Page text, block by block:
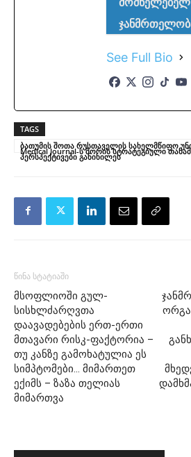
See Full Bio
TAGS
ბათუმის შოთა რუსთაველის სახელმწიფო
Medical Journal-ს შორის სტრატეგიული
პერსპექტივები განიხილეს
წინა სტატიაში
მსოფლიოში გულ-
სისხლძარღვთა
დაავადებების ერთ-ერთი
მთავარი რისკ-ფაქტორია –
თუ კანზე გამოხატულია ეს
სიმპტომები… მიმართეთ
ექიმს – ზაზა თელიას
მიმართვა